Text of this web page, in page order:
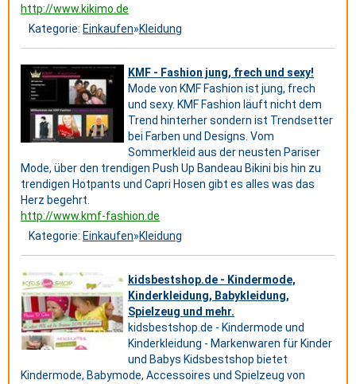
http://www.kikimo.de
Kategorie: Einkaufen»Kleidung
KMF - Fashion jung, frech und sexy!
Mode von KMF Fashion ist jung, frech
und sexy. KMF Fashion läuft nicht dem
Trend hinterher sondern ist Trendsetter
bei Farben und Designs. Vom
Sommerkleid aus der neusten Pariser
Mode, über den trendigen Push Up Bandeau Bikini bis hin zu
trendigen Hotpants und Capri Hosen gibt es alles was das
Herz begehrt.
http://www.kmf-fashion.de
Kategorie: Einkaufen»Kleidung
kidsbestshop.de - Kindermode,
Kinderkleidung, Babykleidung,
Spielzeug und mehr.
kidsbestshop.de - Kindermode und
Kinderkleidung - Markenwaren für Kinder
und Babys Kidsbestshop bietet
Kindermode, Babymode, Accessoires und Spielzeug von